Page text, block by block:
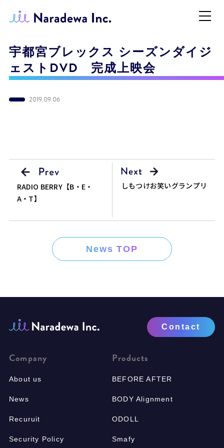
宇都宮ブレックス シーズンダイジ
ェストDVD 完成上映会
2019.09.06
RADIO BERRY【B・E・
A・T】
しもつけお笑いグランプリ
News TOP
Contact
Company
About us
News
Recuruit
Security Policy
Products
BEFORE AFTER
BODY Alignment
ODOLL
Smafy